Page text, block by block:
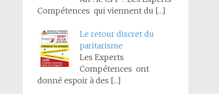
Compétences qui viennent du […]
Le retour discret du
paritarisme
Les Experts
Compétences ont
donné espoir à des […]